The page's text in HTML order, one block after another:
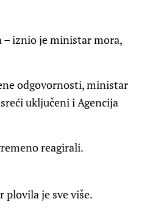
– iznio je ministar mora,
odgovornosti, ministar
uključeni i Agencija
reagirali.
plovila je sve više.